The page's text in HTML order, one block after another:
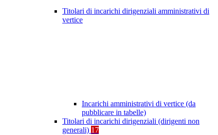
Titolari di incarichi dirigenziali amministrativi di
vertice
Incarichi amministrativi di vertice (da
pubblicare in tabelle)
Titolari di incarichi dirigenziali (dirigenti non
generali) 17